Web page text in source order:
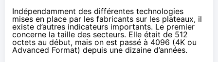
Indépendamment des différentes technologies
mises en place par les fabricants sur les plateaux, il
existe d’autres indicateurs importants. Le premier
concerne la taille des secteurs. Elle était de 512
octets au début, mais on est passé à 4096 (4K ou
Advanced Format) depuis une dizaine d’années.